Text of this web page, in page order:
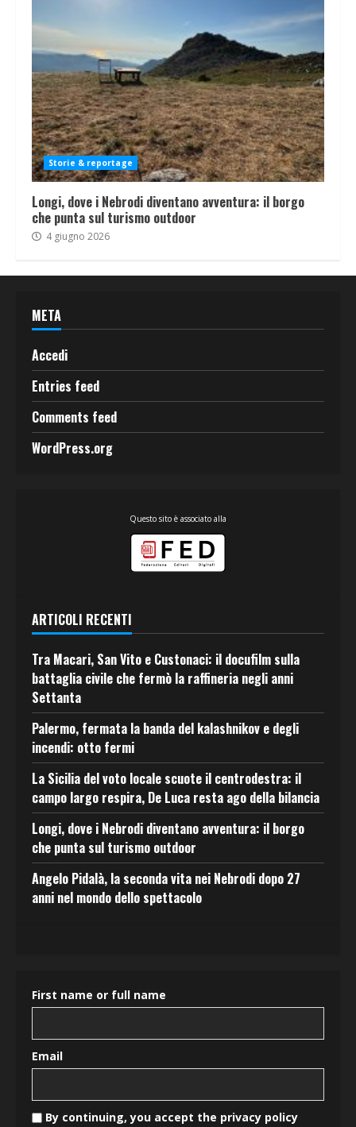
Storie & reportage
Longi, dove i Nebrodi diventano avventura: il borgo
che punta sul turismo outdoor
4 giugno 2026
META
Accedi
Entries feed
Comments feed
WordPress.org
Questo sito è associato alla
ARTICOLI RECENTI
Tra Macari, San Vito e Custonaci: il docufilm sulla
battaglia civile che fermò la raffineria negli anni
Settanta
Palermo, fermata la banda del kalashnikov e degli
incendi: otto fermi
La Sicilia del voto locale scuote il centrodestra: il
campo largo respira, De Luca resta ago della bilancia
Longi, dove i Nebrodi diventano avventura: il borgo
che punta sul turismo outdoor
Angelo Pidalà, la seconda vita nei Nebrodi dopo 27
anni nel mondo dello spettacolo
First name or full name
Email
By continuing, you accept the privacy policy